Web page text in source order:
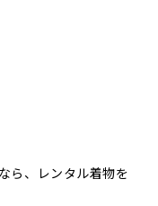
ら、レンタル着物を